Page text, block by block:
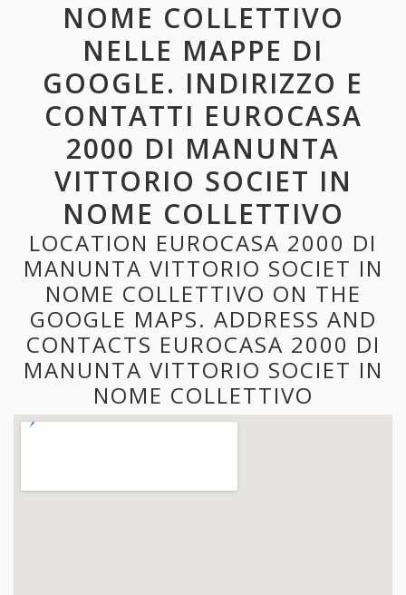
NOME COLLETTIVO
NELLE MAPPE DI
GOOGLE. INDIRIZZO E
CONTATTI EUROCASA
2000 DI MANUNTA
VITTORIO SOCIET IN
NOME COLLETTIVO
LOCATION EUROCASA 2000 DI
MANUNTA VITTORIO SOCIET IN
NOME COLLETTIVO ON THE
GOOGLE MAPS. ADDRESS AND
CONTACTS EUROCASA 2000 DI
MANUNTA VITTORIO SOCIET IN
NOME COLLETTIVO